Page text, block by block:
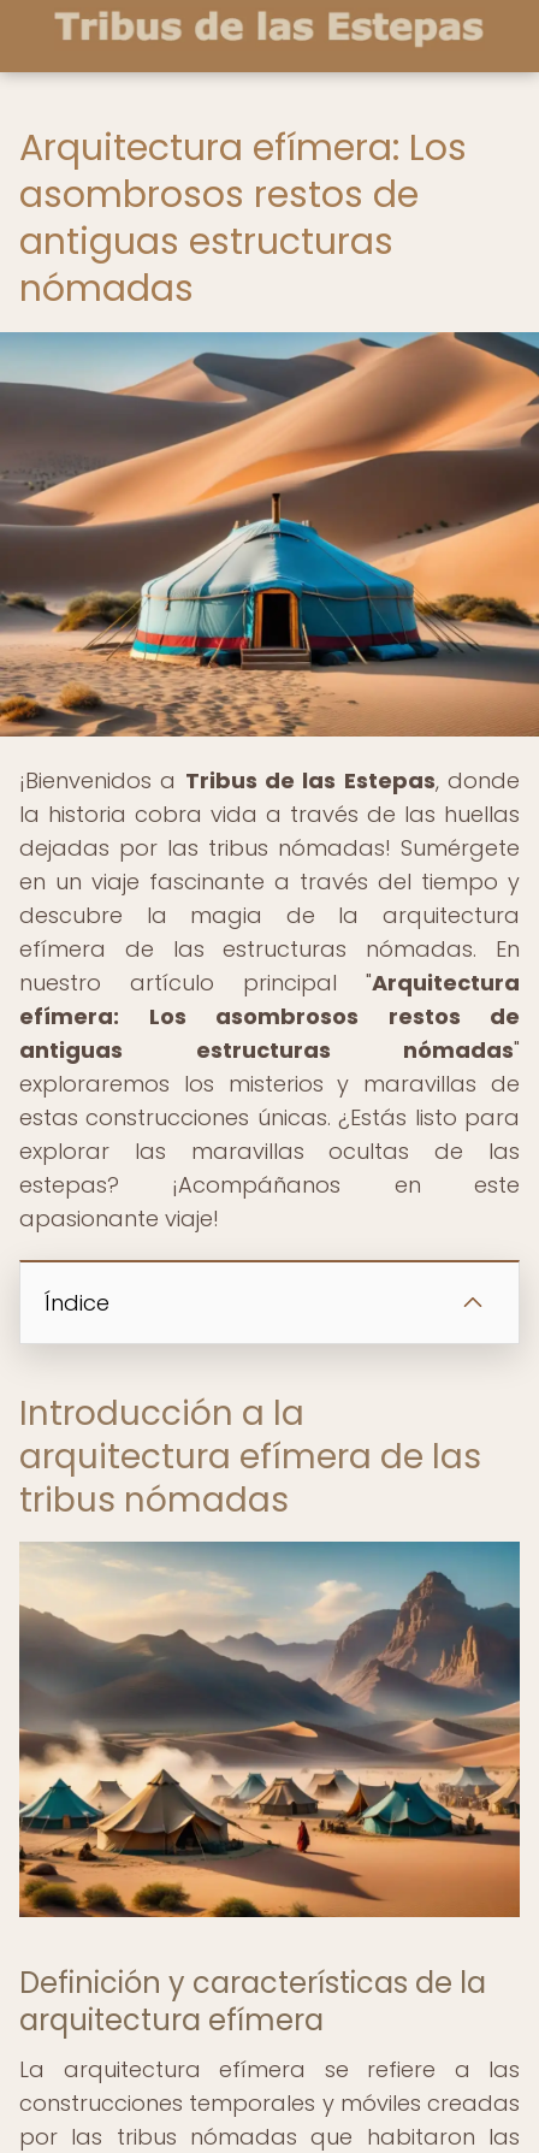
Arquitectura efímera: Los
asombrosos restos de
antiguas estructuras
nómadas
¡Bienvenidos a Tribus de las Estepas, donde
la historia cobra vida a través de las huellas
dejadas por las tribus nómadas! Sumérgete
en un viaje fascinante a través del tiempo y
descubre la magia de la arquitectura
efímera de las estructuras nómadas. En
nuestro artículo principal "Arquitectura
efímera: Los asombrosos restos de
antiguas estructuras nómadas"
exploraremos los misterios y maravillas de
estas construcciones únicas. ¿Estás listo para
explorar las maravillas ocultas de las
estepas? ¡Acompáñanos en este
apasionante viaje!
Índice
Introducción a la
arquitectura efímera de las
tribus nómadas
Definición y características de la
arquitectura efímera
La arquitectura efímera se refiere a las
construcciones temporales y móviles creadas
por las tribus nómadas que habitaron las